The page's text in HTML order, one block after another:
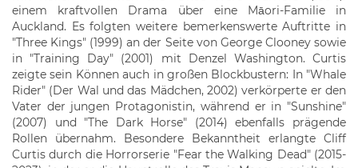
einem kraftvollen Drama über eine Māori-Familie in
Auckland. Es folgten weitere bemerkenswerte Auftritte in
"Three Kings" (1999) an der Seite von George Clooney sowie
in "Training Day" (2001) mit Denzel Washington. Curtis
zeigte sein Können auch in großen Blockbustern: In "Whale
Rider" (Der Wal und das Mädchen, 2002) verkörperte er den
Vater der jungen Protagonistin, während er in "Sunshine"
(2007) und "The Dark Horse" (2014) ebenfalls prägende
Rollen übernahm. Besondere Bekanntheit erlangte Cliff
Curtis durch die Horrorserie "Fear the Walking Dead" (2015-